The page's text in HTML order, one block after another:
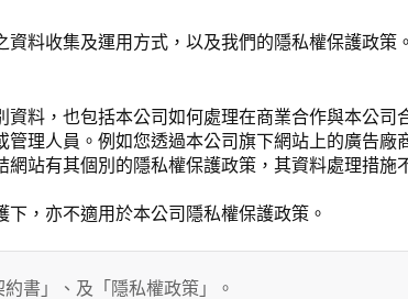
料收集及運用方式，以及我們的隱私權保護政策。
料，也包括本公司如何處理在商業合作與本公司
理人員。例如您透過本公司旗下網站上的廣告廠
站有其個別的隱私權保護政策，其資料處理措施
，亦不適用於本公司隱私權保護政策。
下：書」、及「隱私權政策」。